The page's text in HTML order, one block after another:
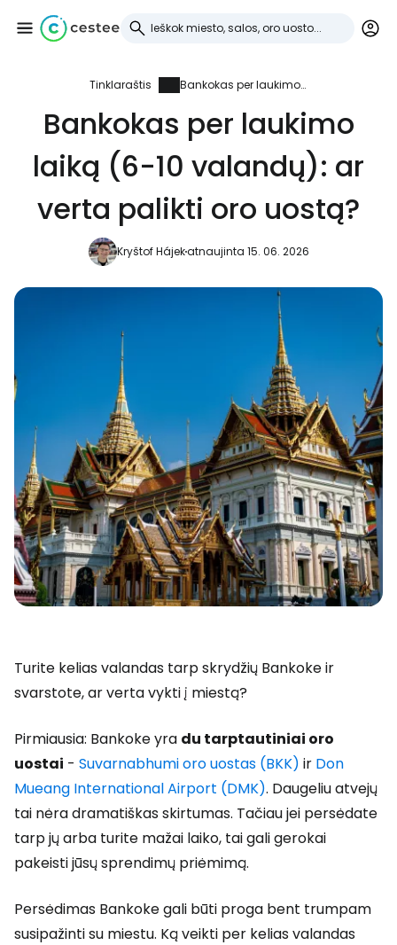
Tinklaraštis Bankokas per laukimo laiką (6-10 valandų): ar verta palikti oro uostą?
Bankokas per laukimo
laiką (6-10 valandų): ar
verta palikti oro uostą?
Kryštof Hájekatnaujinta 15. 06. 2026
Turite kelias valandas tarp skrydžių Bankoke ir
svarstote, ar verta vykti į miestą?
Pirmiausia: Bankoke yra du tarptautiniai oro
uostai - Suvarnabhumi oro uostas (BKK) ir Don
Mueang International Airport (DMK). Daugeliu atvejų
tai nėra dramatiškas skirtumas. Tačiau jei persėdate
tarp jų arba turite mažai laiko, tai gali gerokai
pakeisti jūsų sprendimų priėmimą.
Persėdimas Bankoke gali būti proga bent trumpam
susipažinti su miestu. Ką veikti per kelias valandas
Prisijunkite prie
Cestee
... pasaulinė kelionių bendruomenė